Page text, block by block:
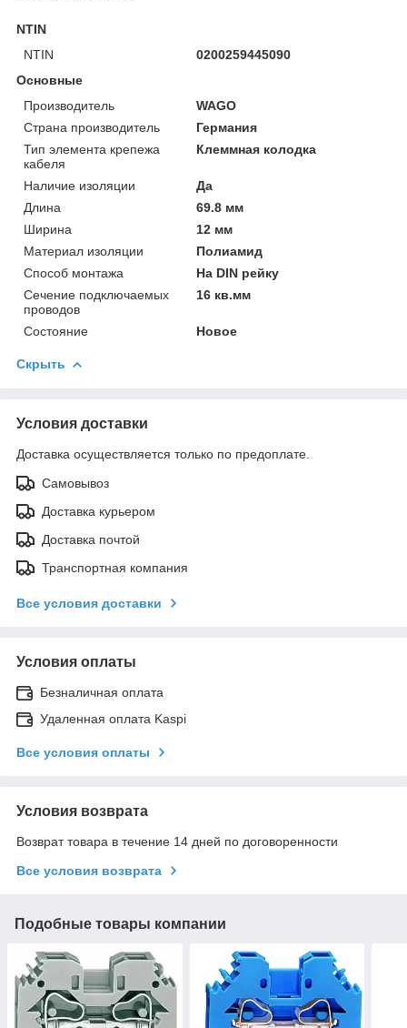
NTIN
NTIN
0200259445090
Основные
Производитель
WAGO
Страна производитель
Германия
Тип элемента крепежа
кабеля
Клеммная колодка
Наличие изоляции
Да
Длина
69.8 мм
Ширина
12 мм
Материал изоляции
Полиамид
Способ монтажа
На DIN рейку
Сечение подключаемых
проводов
16 кв.мм
Состояние Новое
Скрыть
Условия доставки
Доставка осуществляется только по предоплате.
Самовывоз
Доставка курьером
Доставка почтой
Транспортная компания
Все условия доставки
Условия оплаты
Безналичная оплата
Удаленная оплата Kaspi
Все условия оплаты
Условия возврата
Возврат товара в течение 14 дней по договоренности
Все условия возврата
Подобные товары компании